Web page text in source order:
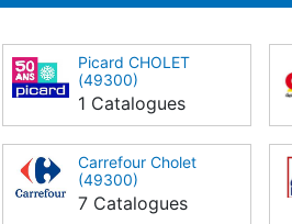
Picard CHOLET
(49300)
1 Catalogues
Carrefour Cholet
(49300)
7 Catalogues